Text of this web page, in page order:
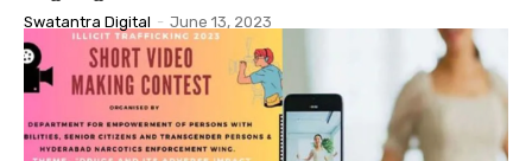
Swatantra Digital - June 13, 2023